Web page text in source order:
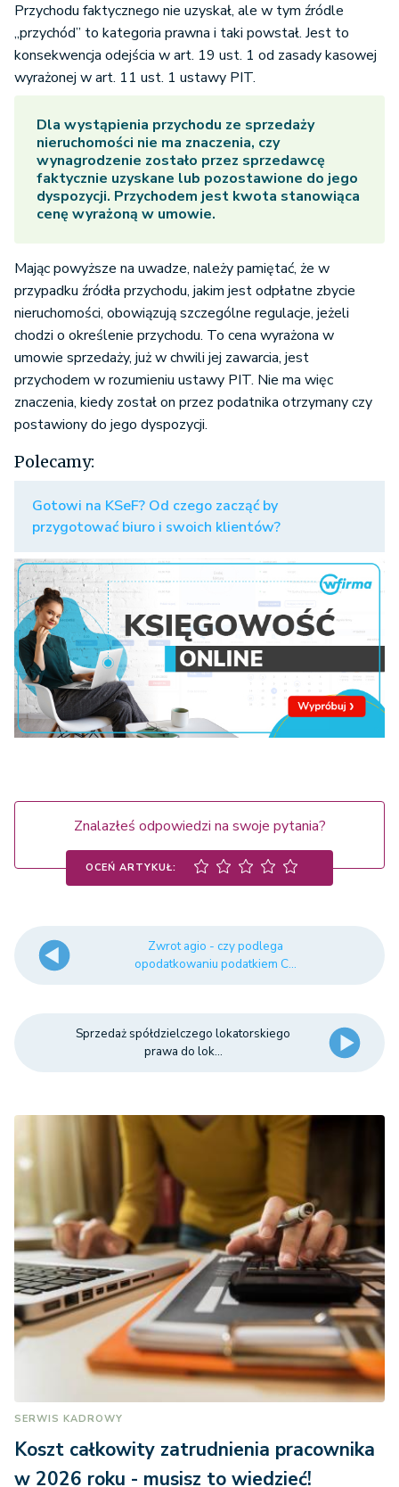
Przychodu faktycznego nie uzyskał, ale w tym źródle
„przychód” to kategoria prawna i taki powstał. Jest to
konsekwencja odejścia w art. 19 ust. 1 od zasady kasowej
wyrażonej w art. 11 ust. 1 ustawy PIT.
Dla wystąpienia przychodu ze sprzedaży
nieruchomości nie ma znaczenia, czy
wynagrodzenie zostało przez sprzedawcę
faktycznie uzyskane lub pozostawione do jego
dyspozycji. Przychodem jest kwota stanowiąca
cenę wyrażoną w umowie.
Mając powyższe na uwadze, należy pamiętać, że w
przypadku źródła przychodu, jakim jest odpłatne zbycie
nieruchomości, obowiązują szczególne regulacje, jeżeli
chodzi o określenie przychodu. To cena wyrażona w
umowie sprzedaży, już w chwili jej zawarcia, jest
przychodem w rozumieniu ustawy PIT. Nie ma więc
znaczenia, kiedy został on przez podatnika otrzymany czy
postawiony do jego dyspozycji.
Polecamy:
Gotowi na KSeF? Od czego zacząć by
przygotować biuro i swoich klientów?
Znalazłeś odpowiedzi na swoje pytania?
OCEŃ ARTYKUŁ:
Zwrot agio - czy podlega
opodatkowaniu podatkiem C...
Sprzedaż spółdzielczego lokatorskiego
prawa do lok...
SERWIS KADROWY
Koszt całkowity zatrudnienia pracownika
w 2026 roku - musisz to wiedzieć!